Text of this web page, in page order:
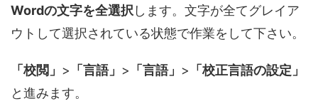
Wordの文字を全選択 します。文字が全てグレイア
ウトして選択されている状態で作業をして下さい。
「校閲」 > 「言語」 > 「言語」 > 「校正言語の設定」
と進みます。